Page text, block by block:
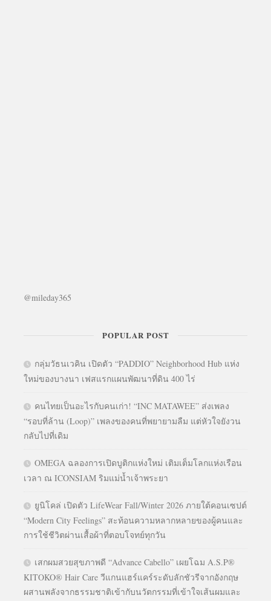
@mileday365
POPULAR POST
กลุ่มวัธนเวคิน เปิดตัว “PADDIO” Neighborhood Hub แห่ง
ใหม่ของบางนา เฟสแรกแผนพัฒนาที่ดิน 400 ไร่
คนไทยเป็นอะไรกับคนเก่า! “INC MATAWEE” ส่งเพลง
“รอบที่ล้าน (Loop)” เพลงของคนที่พยายามลืม แต่หัวใจยังวน
กลับไปที่เดิม
OMEGA ฉลองการเปิดบูติกแห่งใหม่ เติมเต็มโลกแห่งเรือน
เวลา ณ ICONSIAM ริมแม่น้ำเจ้าพระยา
ยูนิโคล่ เปิดตัว LifeWear Fall/Winter 2026 ภายใต้คอนเซปต์
“Modern City Feelings” สะท้อนความหลากหลายของผู้คนและ
การใช้ชีวิตผ่านเสื้อผ้าที่ตอบโจทย์ทุกวัน
เสกผมสวยสุขภาพดี “Advance Cabello” เผยโฉม A.S.P®
KITOKO® Hair Care วีแกนแฮร์แคร์ระดับลักชัวรีจากอังกฤษ
ผสานพลังจากธรรมชาติเข้ากับนวัตกรรมที่เข้าใจเส้นผมและ